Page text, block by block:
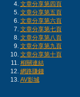
文章分享第四頁
文章分享第五頁
文章分享第六頁
文章分享第七頁
文章分享第八頁
文章分享第九頁
文章分享第十頁
相關連結
網路賺錢
AV影城